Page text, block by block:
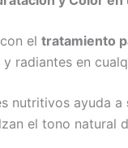
el tratamiento
radiantes en
nutritivos ayuda a
el tono natural